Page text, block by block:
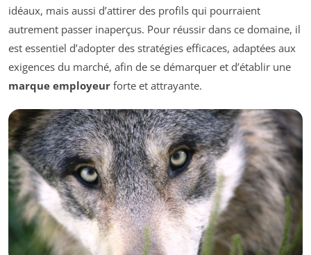
idéaux, mais aussi d’attirer des profils qui pourraient
autrement passer inaperçus. Pour réussir dans ce domaine, il
est essentiel d’adopter des stratégies efficaces, adaptées aux
exigences du marché, afin de se démarquer et d’établir une
marque employeur forte et attrayante.